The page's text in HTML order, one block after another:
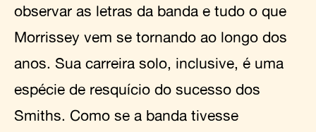
observar as letras da banda e tudo o que
Morrissey vem se tornando ao longo dos
anos. Sua carreira solo, inclusive, é uma
espécie de resquício do sucesso dos
Smiths. Como se a banda tivesse